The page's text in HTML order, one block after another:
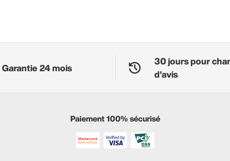
Garantie 24 mois
30 jours pour
d'avis
Paiement 100% sécurisé